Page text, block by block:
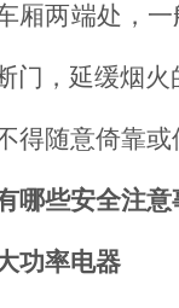
厢两端处，
，延缓烟火
得随意倚靠
哪些安全注意
功率电器